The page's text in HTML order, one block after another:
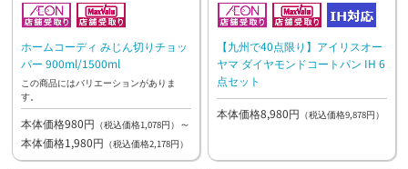
ホームコーディ みじん切りチョッ
パー 900ml/1500ml
この商品にはバリエーションがありま
す。
本体価格980円 （税込価格1,078円） ～
本体価格1,980円 （税込価格2,178円）
【九州で40点限り】アイリスオー
ヤマ ダイヤモンドコートパン IH 6
点セット
本体価格8,980円 （税込価格9,878円）